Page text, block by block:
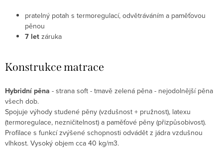
pratelný potah s termoregulací, odvětráváním a paměťovou
pěnou
7 let záruka
Konstrukce matrace
Hybridní pěna - strana soft - tmavě zelená pěna - nejodolnější pěna
všech dob.
Spojuje výhody studené pěny (vzdušnost + pružnost), latexu
(termoregulace, nezničitelnost) a paměťové pěny (přizpůsobivost).
Profilace s funkcí zvýšené schopnosti odvádět z jádra vzdušnou
vlhkost. Vysoký objem cca 40 kg/m3.